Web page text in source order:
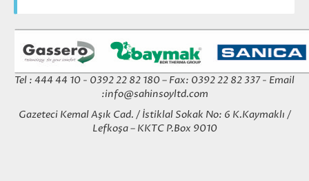
Tel : 444 44 10 - 0392 22 82 180 – Fax: 0392 22 82 337 - Email
:info@sahinsoyltd.com
Gazeteci Kemal Aşık Cad. / İstiklal Sokak No: 6 K.Kaymaklı /
Lefkoşa – KKTC P.Box 9010